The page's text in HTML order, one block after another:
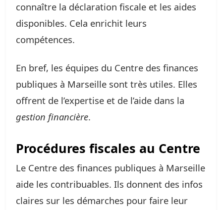
connaître la déclaration fiscale et les aides
disponibles. Cela enrichit leurs
compétences.
En bref, les équipes du Centre des finances
publiques à Marseille sont très utiles. Elles
offrent de l’expertise et de l’aide dans la
gestion financière.
Procédures fiscales au Centre
Le Centre des finances publiques à Marseille
aide les contribuables. Ils donnent des infos
claires sur les démarches pour faire leur